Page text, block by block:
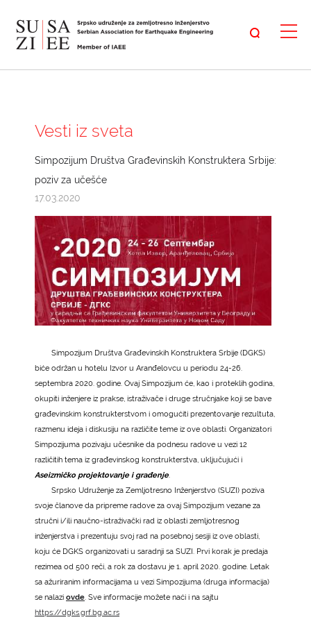
Vesti iz sveta
Simpozijum Društva Građevinskih Konstruktera Srbije:
poziv za učešće
17.03.2020
Simpozijum Društva Građevinskih Konstruktera Srbije (DGKS)
biće održan u hotelu Izvor u Aranđelovcu u periodu 24-26.
septembra 2020. godine. Ovaj Simpozijum će, kao i proteklih godina,
okupiti inženjere iz prakse, istraživače i druge stručnjake koji se bave
građevinskim konstrukterstvom i omogućiti prezentovanje rezultuta,
razmenu ideja i diskusiju na različite teme iz ove oblasti. Organizatori
Simpozijuma pozivaju učesnike da podnesu radove u vezi 12
različitih tema iz građevinskog konstrukterstva, uključujući i
Aseizmičko projektovanje i građenje.
Srpsko Udruženje za Zemljotresno Inženjerstvo (SUZI) poziva
svoje članove da pripreme radove za ovaj Simpozijum vezane za
stručni i/ili naučno-istraživački rad iz oblasti zemljotresnog
inženjerstva i prezentuju svoj rad na posebnoj sesiji iz ove oblasti,
koju će DGKS organizovati u saradnji sa SUZI. Prvi korak je predaja
rezimea od 500 reči, a rok za dostavu je 1. april 2020. godine. Letak
sa ažuriranim informacijama u vezi Simpozijuma (druga informacija)
se nalazi ovde. Sve informacije možete naći i na sajtu
https://dgks.grf.bg.ac.rs